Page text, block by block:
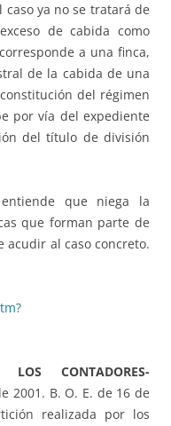
ya no se tratará de
de cabida como
a una finca,
de la cabida de una
del régimen
por vía del expediente
del título de división
que niega la
que forman parte de
acudir al caso concreto.
CONTADORES-
2001. B. O. E. de 16 de
realizada por los